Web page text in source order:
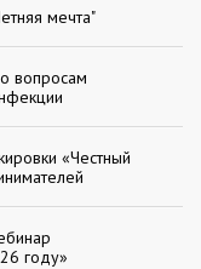
мечта"
вопросам
«Честный
году»